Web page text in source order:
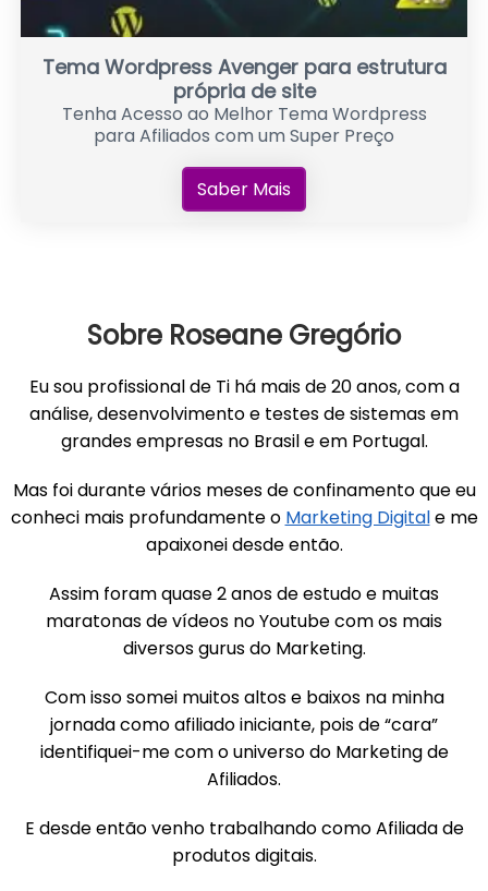
Tema Wordpress Avenger para estrutura
própria de site
Tenha Acesso ao Melhor Tema Wordpress
para Afiliados com um Super Preço
Saber Mais
Sobre Roseane Gregório
Eu sou profissional de Ti há mais de 20 anos, com a
análise, desenvolvimento e testes de sistemas em
grandes empresas no Brasil e em Portugal.
Mas foi durante vários meses de confinamento que eu
conheci mais profundamente o Marketing Digitale me
apaixonei desde então.
Assim foram quase 2 anos de estudo e muitas
maratonas de vídeos no Youtube com os mais
diversos gurus do Marketing.
Com isso somei muitos altos e baixos na minha
jornada como afiliado iniciante, pois de “cara”
identifiquei-me com o universo do Marketing de
Afiliados.
E desde então venho trabalhando como Afiliada de
produtos digitais.